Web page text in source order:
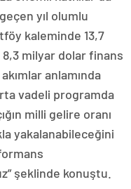
yıl olumlu
kaleminde 13,7
8,3 milyar dolar finans
anlamında
vadeli programda
milli gelire oranı
yakalanabileceğini
şeklinde konuştu.